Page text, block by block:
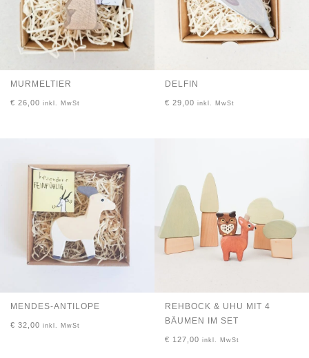
MURMELTIER
€ 26,00 inkl. MwSt
DELFIN
€ 29,00 inkl. MwSt
MENDES-ANTILOPE
€ 32,00 inkl. MwSt
REHBOCK & UHU MIT 4
BÄUMEN IM SET
€ 127,00 inkl. MwSt